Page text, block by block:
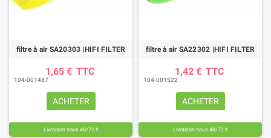
filtre à air SA20303 |HIFI FILTER
1,65 € TTC
104-001487
ACHETER
Livraison sous 48/72 h
filtre à air SA22302 |HIFI FILTER
1,42 € TTC
104-001522
ACHETER
Livraison sous 48/72 h